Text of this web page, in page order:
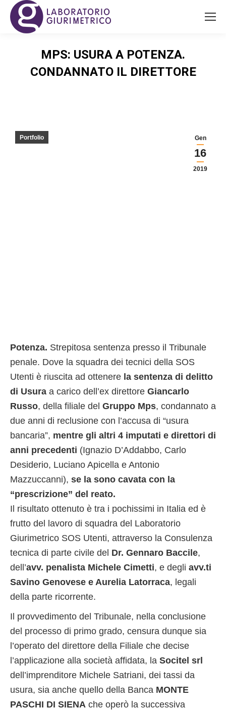
MPS: USURA A POTENZA.
CONDANNATO IL DIRETTORE
Gen
16
2019
Portfolio
Potenza. Strepitosa sentenza presso il Tribunale
penale. Dove la squadra dei tecnici della SOS
Utenti è riuscita ad ottenere la sentenza di delitto
di Usura a carico dell’ex direttore Giancarlo
Russo, della filiale del Gruppo Mps, condannato a
due anni di reclusione con l’accusa di “usura
bancaria”, mentre gli altri 4 imputati e direttori di
anni precedenti (Ignazio D’Addabbo, Carlo
Desiderio, Luciano Apicella e Antonio
Mazzuccanni), se la sono cavata con la
“prescrizione” del reato.
Il risultato ottenuto è tra i pochissimi in Italia ed è
frutto del lavoro di squadra del Laboratorio
Giurimetrico SOS Utenti, attraverso la Consulenza
tecnica di parte civile del Dr. Gennaro Baccile,
dell’avv. penalista Michele Cimetti, e degli avv.ti
Savino Genovese e Aurelia Latorraca, legali
della parte ricorrente.
Il provvedimento del Tribunale, nella conclusione
del processo di primo grado, censura dunque sia
l’operato del direttore della Filiale che decise
l’applicazione alla società affidata, la Socitel srl
dell’imprenditore Michele Satriani, dei tassi da
usura, sia anche quello della Banca MONTE
PASCHI DI SIENA che operò la successiva